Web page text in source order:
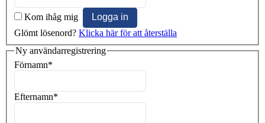
Kom ihåg mig
Glömt lösenord? Klicka här för att återställa
Ny användarregistrering
Förnamn*
Efternamn*